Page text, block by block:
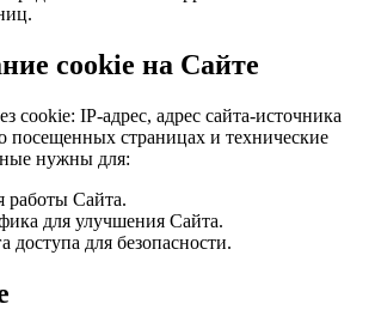
cookie на Сайте
cookie: IP-адрес, адрес сайта-источника
посещенных страницах и технические
нужны для:
работы Сайта.
для улучшения Сайта.
доступа для безопасности.